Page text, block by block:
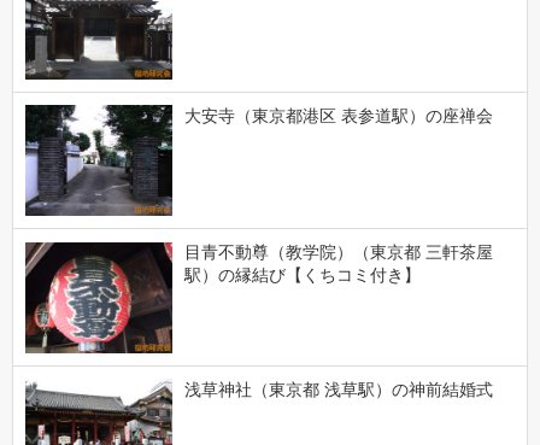
大安寺（東京都港区 表参道駅）の座禅会
目青不動尊（教学院）（東京都 三軒茶屋
駅）の縁結び【くちコミ付き】
浅草神社（東京都 浅草駅）の神前結婚式